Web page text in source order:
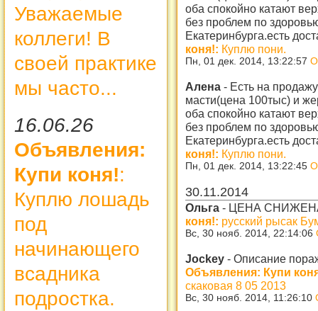
Уважаемые
коллеги! В
своей практике
мы часто...
16.06.26
Объявления:
Купи коня!:
Куплю лошадь
под
начинающего
всадника
подростка.
оба спокойно катают
без проблем по
Екатеринбурга.есть
коня!: Куплю пони.
Пн, 01 дек. 2014, 13:22:57
Алена - Есть на
масти(цена 100тыс) и
оба спокойно катают
без проблем по
Екатеринбурга.есть
коня!: Куплю пони.
Пн, 01 дек. 2014, 13:22:45
30.11.2014
Ольга - ЦЕНА
коня!: русский рысак
Вс, 30 нояб. 2014, 22:14:06
Jockey - Описание
Объявления: Купи
скаковая 8 05 2013
Вс, 30 нояб. 2014, 11:26:10